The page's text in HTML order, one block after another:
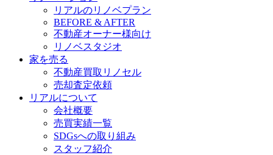
リアルのリノベプラン
BEFORE & AFTER
不動産オーナー様向け
リノベスタジオ
家を売る
不動産買取リノセル
売却査定依頼
リアルについて
会社概要
売買実績一覧
SDGsへの取り組み
スタッフ紹介